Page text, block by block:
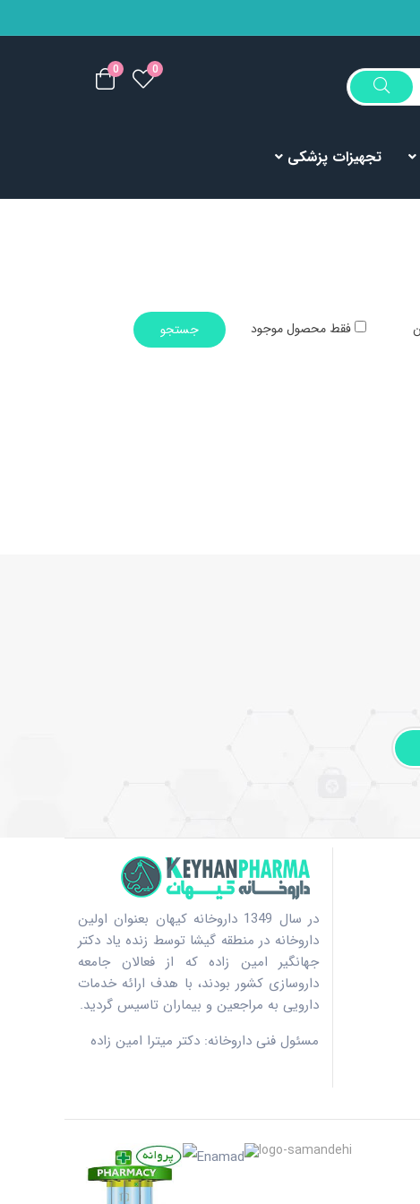
0
0
تجهیزات پزشکی
جستجو فقط محصول موجود
در سال 1349 داروخانه کیهان بعنوان اولین
داروخانه در منطقه گیشا توسط زنده یاد دکتر
جهانگیر امین زاده که از فعالان جامعه
داروسازی کشور بودند، با هدف ارائه خدمات
دارویی به مراجعین و بیماران تاسیس گردید.
مسئول فنی داروخانه: دکتر میترا امین زاده